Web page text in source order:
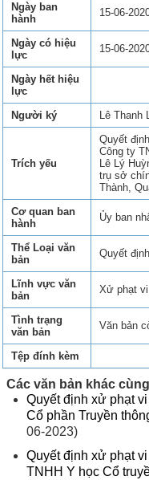
Ngày ban
hành
15-06-
Ngày có hiệu
lực
15-06-
Ngày hết hiệu
lực
Người ký
Lê Thanh
Trích yếu
Quyết
Công ty
Lê Lý
trụ sở
Thành,
Cơ quan ban
hành
Ủy ban
Thể Loại văn
bản
Quyết
Lĩnh vực văn
bản
Xử phạt
Tình trạng
văn bản
Văn bản
Tệp đính kèm
Các văn bản khác
Quyết định xử phạt
Cổ phần Truyền
06-2023)
Quyết định xử phạt
TNHH Y học Cổ